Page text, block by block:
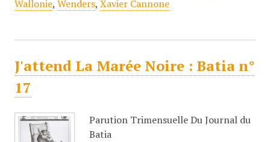
Wallonie, Wenders, Xavier Cannone
J'attend La Marée Noire : Batia n°
17
Parution Trimensuelle Du Journal du
Batia